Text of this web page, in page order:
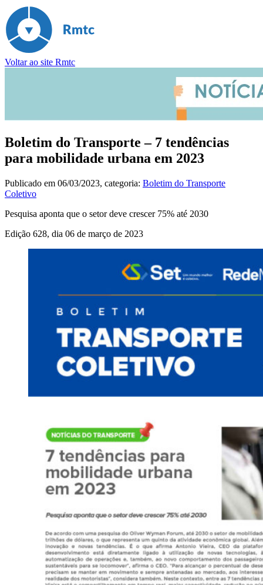
Voltar ao site Rmtc
Boletim do Transporte – 7 tendências
para mobilidade urbana em 2023
Publicado em 06/03/2023, categoria: Boletim do Transporte
Coletivo
Pesquisa aponta que o setor deve crescer 75% até 2030
Edição 628, dia 06 de março de 2023